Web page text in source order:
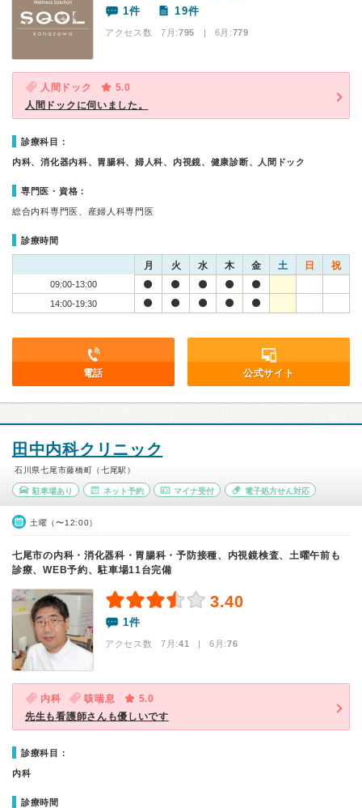
1件 19件
アクセス数 7月:795 | 6月:779
人間ドック
5.0
人間ドックに伺いました。
診療科目：
内科、消化器内科、胃腸科、婦人科、内視鏡、健康診断、人間ドック
専門医・資格：
総合内科専門医、産婦人科専門医
診療時間
月 火 水 木 金 土 日 祝
09:00-13:00
14:00-19:30
電話 公式サイト
田中内科クリニック
石川県七尾市藤橋町（七尾駅）
駐車場あり ネット予約 マイナ受付 電子処方せん対応
土曜（〜12:00）
七尾市の内科・消化器科・胃腸科・予防接種、内視鏡検査、土曜午前も
診療、WEB予約、駐車場11台完備
3.40
1件
アクセス数 7月:41 | 6月:76
内科 咳喘息
5.0
先生も看護師さんも優しいです
診療科目：
内科
診療時間